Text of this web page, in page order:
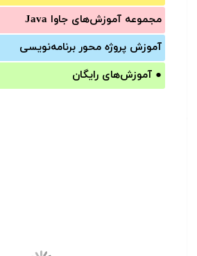
مجموعه آموزش‌های جاوا Java
آموزش‌ پروژه محور برنامه‌نویسی
● آموزش‌های رایگان